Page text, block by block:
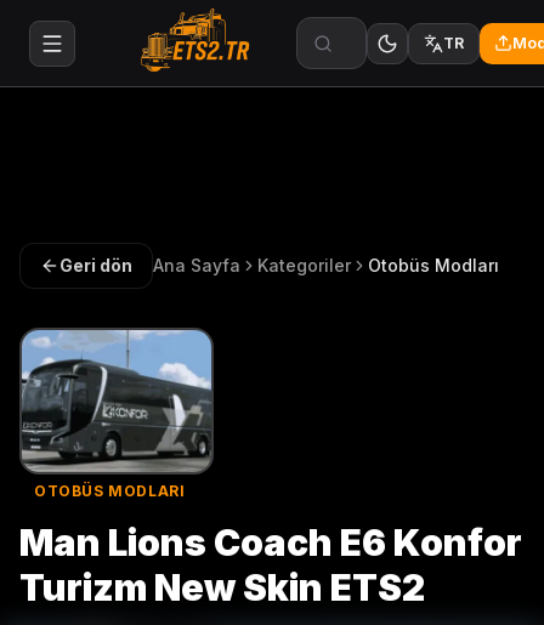
TR
Geri dön Ana Sayfa Kategoriler Otobüs Modları
OTOBÜS MODLARI
Man Lions Coach E6 Konfor
Turizm New Skin ETS2